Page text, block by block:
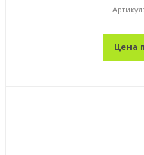
Артикул:
Цена